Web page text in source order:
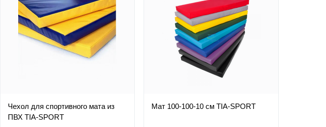
Чехол для спортивного мата из
ПВХ TIA-SPORT
Мат 100-100-10 см TIA-SPORT